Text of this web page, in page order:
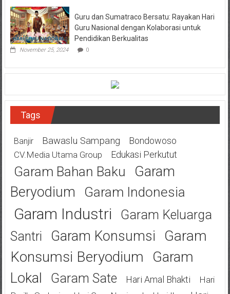
Guru dan Sumatraco Bersatu: Rayakan Hari
Guru Nasional dengan Kolaborasi untuk
Pendidikan Berkualitas
November 25, 2024 0
Tags
Banjir Bawaslu Sampang Bondowoso
CV.Media Utama Group Edukasi Perkutut
Garam Bahan Baku
Garam
Beryodium
Garam Indonesia
Garam Industri
Garam Keluarga
Santri
Garam Konsumsi
Garam
Konsumsi Beryodium
Garam
Lokal
Garam Sate Hari Amal Bhakti
Hari